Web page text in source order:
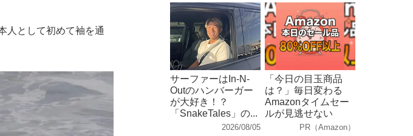
人として初めて袖を通
サーファーはIn-N-
Outのハンバーガー
が大好き！？
「SnakeTales」の...
2026/08/05
「今日の目玉商品
は？」毎日変わる
Amazonタイムセー
ルが見逃せない
PR（Amazon）